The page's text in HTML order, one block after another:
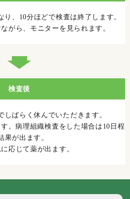
、10分ほどで検査は終了します。
がら、モニターを見られます。
検査後
しばらく休んでいただきます。
。病理組織検査をした場合は10日程
果が出ます。
応じて薬が出ます。